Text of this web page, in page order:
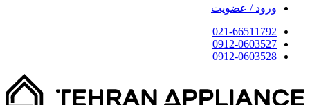
ورود / عضویت
021-66511792
0912-0603527
0912-0603528